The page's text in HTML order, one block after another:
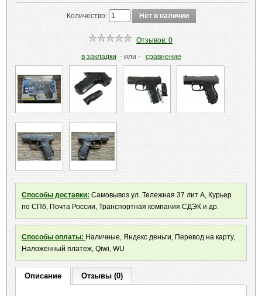
Количество:
Отзывов: 0
в закладки - или - сравнение
Способы доставки: Самовывоз ул. Тележная 37 лит А, Курьер
по СПб, Почта России, Транспортная компания СДЭК и др.
Способы оплаты: Наличные, Яндекс деньги, Перевод на карту,
Наложенный платеж, Qiwi, WU
Описание Отзывы (0)